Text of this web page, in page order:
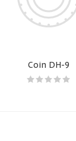
Coin DH-9